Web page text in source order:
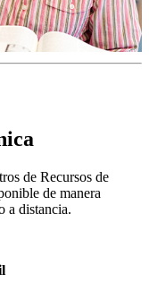
de Recursos de
de manera
a distancia.